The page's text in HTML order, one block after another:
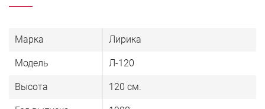
Марка Лирика
Модель Л-120
Высота 120 см.